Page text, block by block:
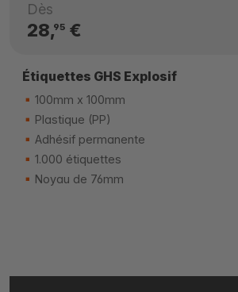
Dès
28,95€
Étiquettes GHS Explosif
100mm x 100mm
Plastique (PP)
Adhésif permanente
1.000 étiquettes
Noyau de 76mm